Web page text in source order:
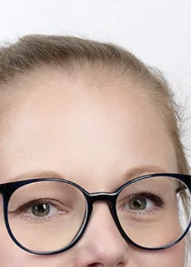
edycja 2 - S02E21
Jakub Giełbaga - Kocham robić porządek
tam, gdzie chaos kosztuje — i widzieć, jak
ten porządek przekłada się na wartość
ludzi i firmy - 15 odkryć menedżerskich